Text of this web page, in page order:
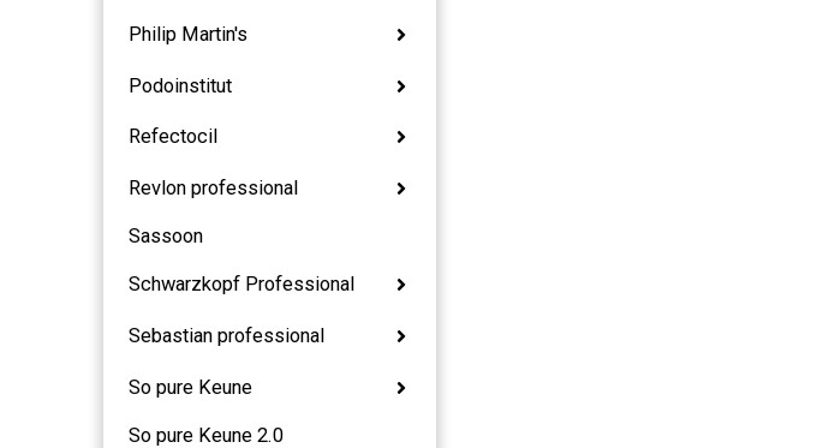
Philip Martin's
Podoinstitut
Refectocil
Revlon professional
Sassoon
Schwarzkopf Professional
Sebastian professional
So pure Keune
So pure Keune 2.0